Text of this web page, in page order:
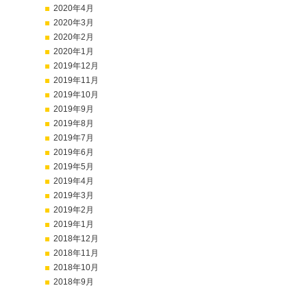
2020年4月
2020年3月
2020年2月
2020年1月
2019年12月
2019年11月
2019年10月
2019年9月
2019年8月
2019年7月
2019年6月
2019年5月
2019年4月
2019年3月
2019年2月
2019年1月
2018年12月
2018年11月
2018年10月
2018年9月